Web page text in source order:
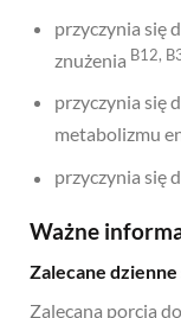
przyczynia się
znużenia B12,
przyczynia się
metabolizmu
przyczynia się
Ważne
Zalecane
Zalecana porcja